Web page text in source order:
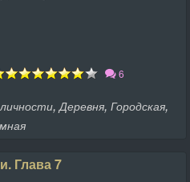
6
,Деревня, Городская,
Глава 7